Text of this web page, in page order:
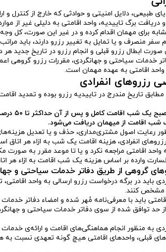
طبیعی، دلایل امنیتی و حوادثی که خارج از کنترل
برای مهمان اقدام کرده و در غیر این صورت، کل
صورت ابطال رزرو قبلی و انجام رزرو در تاریخ جدید
خدمات سیاحتی و جهانگردی، مقررات رزرو گروهی
واحد اقامتی به عهده مهمان است.
انفرادی
مطابق تاریخ مندرج در تاییدیه رزرو بوده و تمدید
رعایت اصول مشتری‌مداری، حذف و یا تعدیل
انفرادی، هزینه اقامت یک شب به ازاء هر اتاق
واحد اقامتی مراجعه نکرد و یا تا موعد مقرر به
وارده بر اساس هزینه یک شب اقامت به ازاء
گروهی از طریق دفاتر خدمات سیاحتی و
باید در برگه درخواست رزرو ارسالی به واحد
مشخص کنند.
باید با معرفی‌نامه مُهر شده و امضاء دفاتر
حد توافق ‌شده از سوی دفاتر خدمات سیاحتی و
اقامت و ارائه‌ی خدمات برای گروه‌های بیش از ۱۰ نفر، باید راهنما و یا
قبلی، واحدهای اقامتی هیچ‌ گونه تعهدی نسبت به